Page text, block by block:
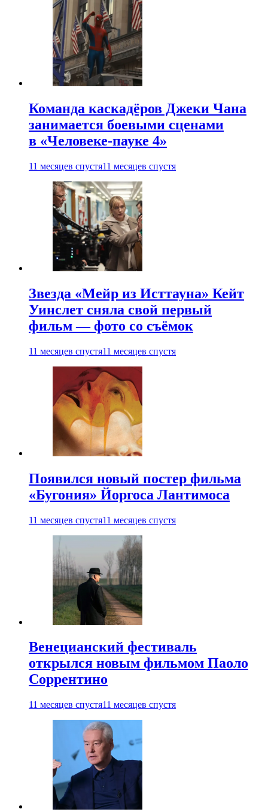
Команда каскадёров Джеки Чана
занимается боевыми сценами
в «Человеке-пауке 4»
11 месяцев спустя11 месяцев спустя
Звезда «Мейр из Исттауна» Кейт
Уинслет сняла свой первый
фильм — фото со съёмок
11 месяцев спустя11 месяцев спустя
Появился новый постер фильма
«Бугония» Йоргоса Лантимоса
11 месяцев спустя11 месяцев спустя
Венецианский фестиваль
открылся новым фильмом Паоло
Соррентино
11 месяцев спустя11 месяцев спустя